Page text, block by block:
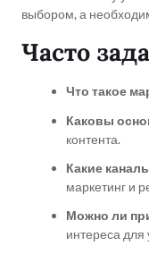
выбором, а
Часто
Что такое
Каковы
контента.
Какие
маркетинг и
Можно ли
интереса для